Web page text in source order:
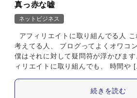
真っ赤な嘘
ネットビジネス
アフィリエイトに取り組んでる人 こ
考えてる人、 ブログってよくオワコ
僕はそれに対して疑問符が浮かびま
ィリエイトに取り組んでも、 時間や
続きを読む